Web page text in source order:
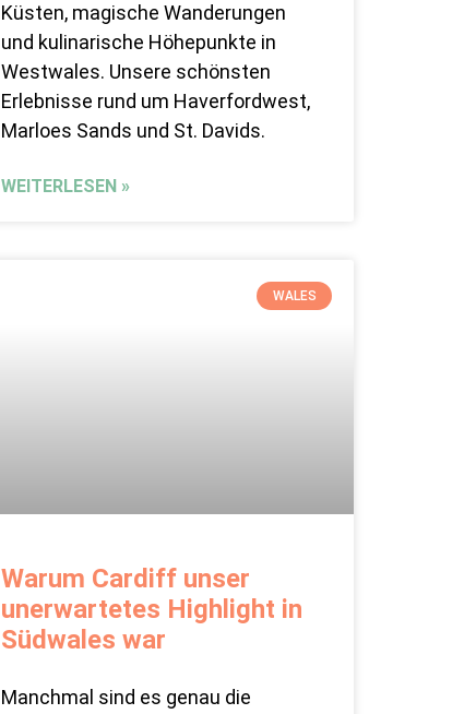
Küsten, magische Wanderungen
und kulinarische Höhepunkte in
Westwales. Unsere schönsten
Erlebnisse rund um Haverfordwest,
Marloes Sands und St. Davids.
WEITERLESEN »
WALES
Warum Cardiff unser
unerwartetes Highlight in
Südwales war
Manchmal sind es genau die